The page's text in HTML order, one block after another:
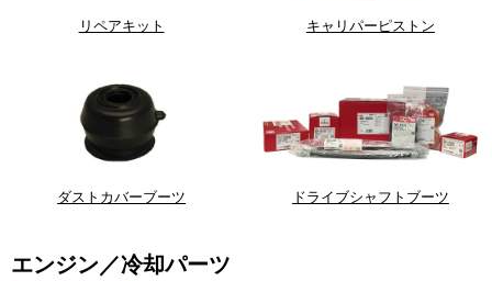
リペアキット キャリパーピストン
ダストカバーブーツ ドライブシャフトブーツ
エンジン／冷却パーツ